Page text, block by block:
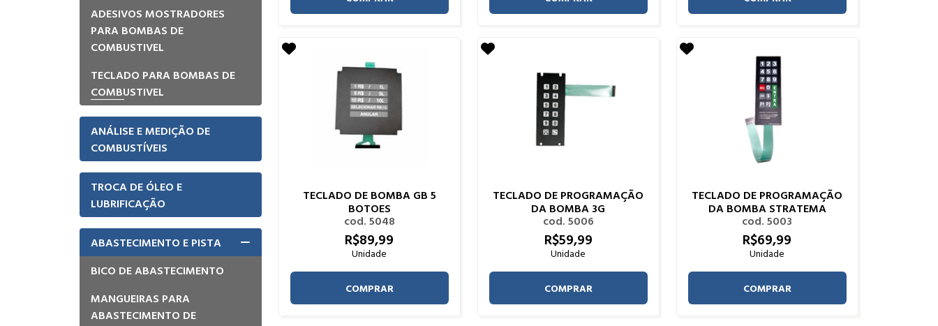
ADESIVOS MOSTRADORES
PARA BOMBAS DE
COMBUSTIVEL
TECLADO PARA BOMBAS DE
COMBUSTIVEL
ANÁLISE E MEDIÇÃO DE
COMBUSTÍVEIS
TROCA DE ÓLEO E
LUBRIFICAÇÃO
ABASTECIMENTO E PISTA
BICO DE ABASTECIMENTO
MANGUEIRAS PARA
ABASTECIMENTO DE
TECLADO DE BOMBA GB 5
BOTOES
cod. 5048
R$89,99
Unidade
COMPRAR
TECLADO DE PROGRAMAÇÃO
DA BOMBA 3G
cod. 5006
R$59,99
Unidade
COMPRAR
TECLADO DE PROGRAMAÇÃO
DA BOMBA STRATEMA
cod. 5003
R$69,99
Unidade
COMPRAR